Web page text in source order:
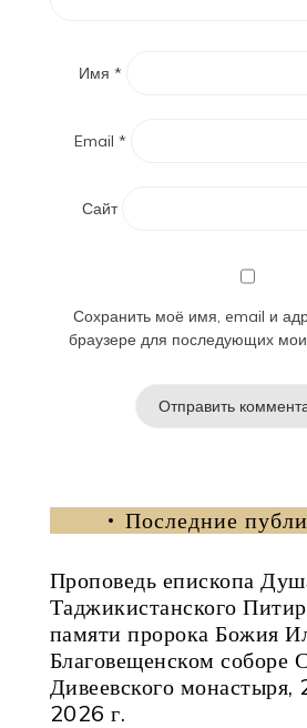
Имя *
Email *
Сайт
Сохранить моё имя, email и
браузере для последующих
Последние
Проповедь епископа
Таджикистанского
памяти пророка Божия
Благовещенском соборе
Дивеевского монастыря,
2026 г.